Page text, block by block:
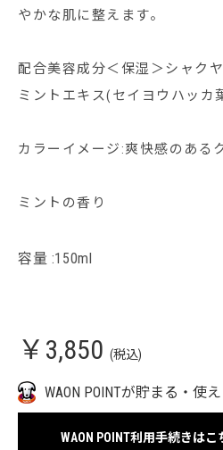
やかな肌に整えます。
配合美容成分＜保湿＞シャク
ミントエキス(セイヨウハッカ
カラーイメージ:爽快感のある
ミントの香り
容量 :150ml
￥3,850 (税込)
WAON POINTが貯まる・使
WAON POINT利用手続きはこ